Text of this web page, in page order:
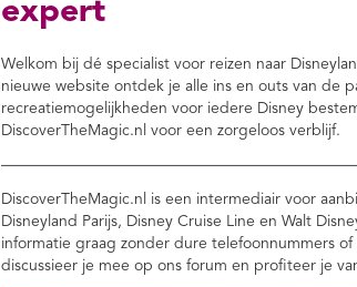
expert
Welkom bij dé specialist voor reizen naar
nieuwe website ontdek je alle ins en outs van de
recreatiemogelijkheden voor iedere Disney
DiscoverTheMagic.nl voor een zorgeloos verblijf.
DiscoverTheMagic.nl is een intermediair voor
Disneyland Parijs, Disney Cruise Line en Walt
informatie graag zonder dure telefoonnummers
discussieer je mee op ons forum en profiteer je